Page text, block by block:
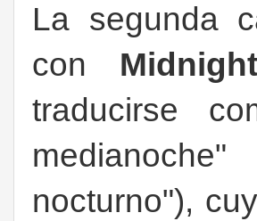
La segunda
con
traducirse
nocturno"),